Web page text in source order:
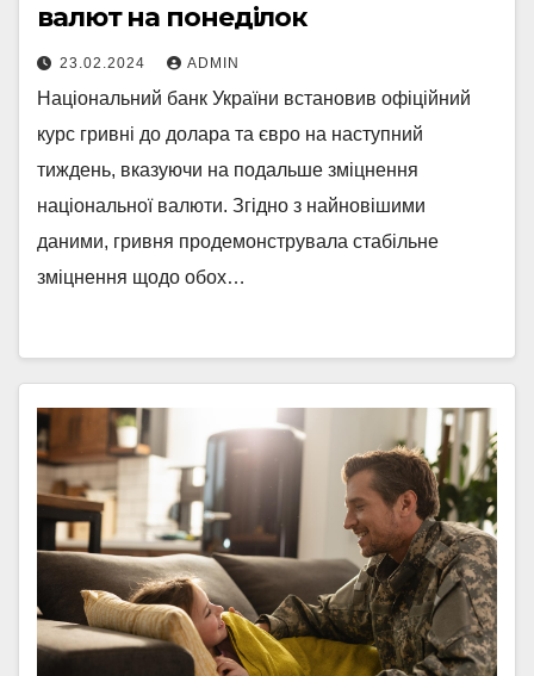
валют на понеділок
23.02.2024 ADMIN
Національний банк України встановив офіційний
курс гривні до долара та євро на наступний
тиждень, вказуючи на подальше зміцнення
національної валюти. Згідно з найновішими
даними, гривня продемонструвала стабільне
зміцнення щодо обох…